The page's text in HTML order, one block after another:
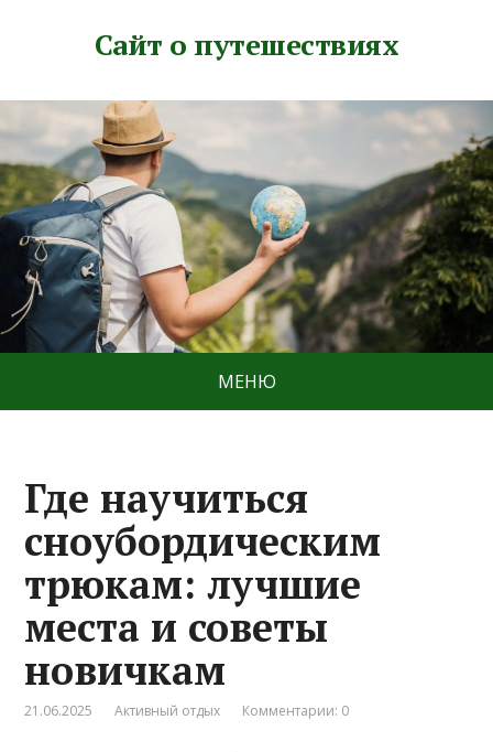
Сайт о путешествиях
МЕНЮ
Где научиться
сноубордическим
трюкам: лучшие
места и советы
новичкам
21.06.2025 Активный отдых Комментарии: 0